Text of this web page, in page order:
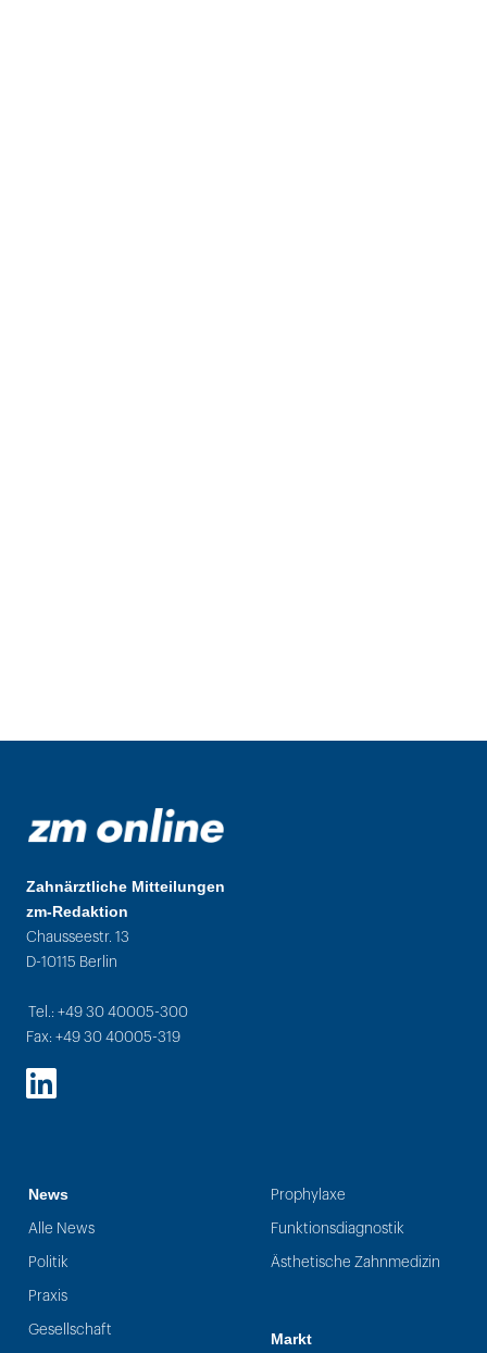
Zahnärztliche Mitteilungen
zm-Redaktion
Chausseestr. 13
D-10115 Berlin
Tel.: +49 30 40005-300
Fax: +49 30 40005-319
LinkedIn
News
Alle News
Politik
Praxis
Gesellschaft
Prophylaxe
Funktionsdiagnostik
Ästhetische Zahnmedizin
Markt